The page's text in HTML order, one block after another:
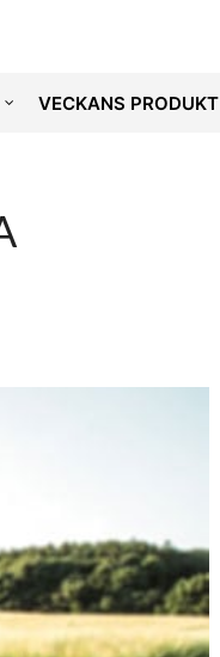
VECKANS PRODUKT